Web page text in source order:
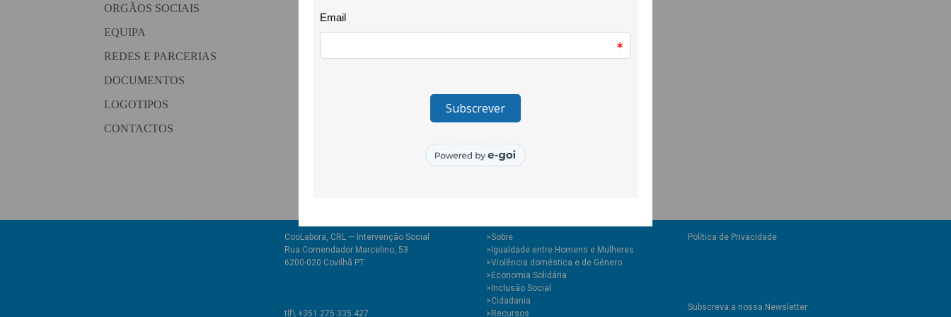
ORGÃOS SOCIAIS
EQUIPA
REDES E PARCERIAS
DOCUMENTOS
LOGOTIPOS
CONTACTOS
CooLabora, CRL — Intervenção Social
Rua Comendador Marcelino, 53
6200-020 Covilhã PT
tlf\ +351 275 335 427
>Sobre
>Igualdade entre Homens e Mulheres
>Violência doméstica e de Género
>Economia Solidária
>Inclusão Social
>Cidadania
>Recursos
Política de Privacidade
Subscreva a nossa Newsletter